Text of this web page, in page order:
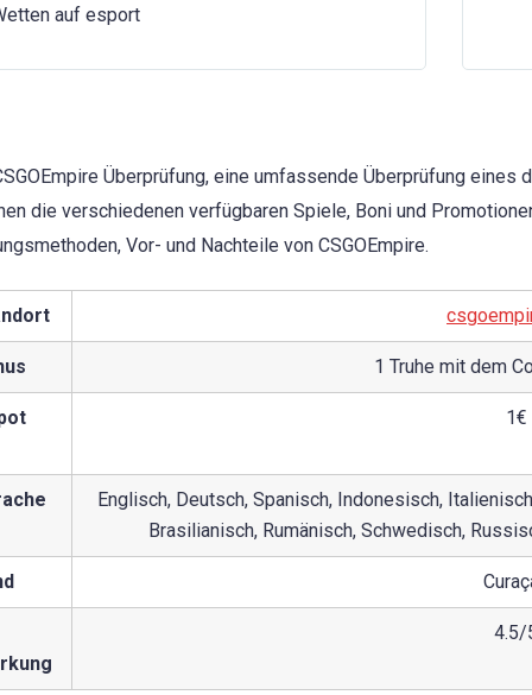
auf esport
Überprüfung, eine umfassende Überprüfung
die verschiedenen verfügbaren Spiele, Boni und
Vor- und Nachteile von CSGOEmpire.
1 Truhe mit dem
1€
Englisch, Deutsch, Spanisch, Indonesisch,
Brasilianisch, Rumänisch, Schwedisch,
4.5/